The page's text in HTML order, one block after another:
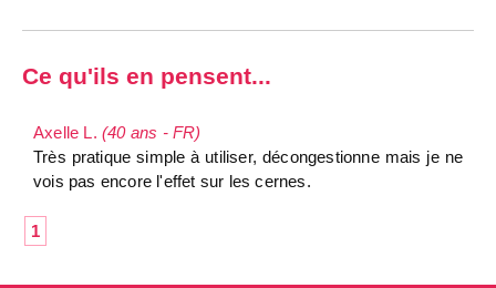
Ce qu'ils en pensent...
Axelle L. (40 ans - FR)
Très pratique simple à utiliser, décongestionne mais je ne
vois pas encore l'effet sur les cernes.
1